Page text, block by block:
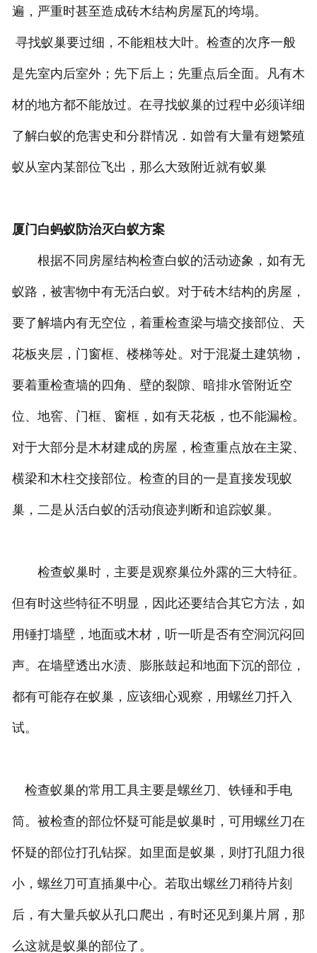
遍，严重时甚至造成砖木结构房屋瓦的垮塌。
寻找蚁巢要过细，不能粗枝大叶。检查的次序一般
是先室内后室外；先下后上；先重点后全面。凡有木
材的地方都不能放过。在寻找蚁巢的过程中必须详细
了解白蚁的危害史和分群情况．如曾有大量有翅繁殖
蚁从室内某部位飞出，那么大致附近就有蚁巢
厦门白蚂蚁防治灭白蚁方案
根据不同房屋结构检查白蚁的活动迹象，如有无
蚁路，被害物中有无活白蚁。对于砖木结构的房屋，
要了解墙内有无空位，着重检查梁与墙交接部位、天
花板夹层，门窗框、楼梯等处。对于混凝土建筑物，
要着重检查墙的四角、壁的裂隙、暗排水管附近空
位、地窖、门框、窗框，如有天花板，也不能漏检。
对于大部分是木材建成的房屋，检查重点放在主粱、
横梁和木柱交接部位。检查的目的一是直接发现蚁
巢，二是从活白蚁的活动痕迹判断和追踪蚁巢。
检查蚁巢时，主要是观察巢位外露的三大特征。
但有时这些特征不明显，因此还要结合其它方法，如
用锤打墙壁，地面或木材，听一听是否有空洞沉闷回
声。在墙壁透出水渍、膨胀鼓起和地面下沉的部位，
都有可能存在蚁巢，应该细心观察，用螺丝刀扦入
试。
检查蚁巢的常用工具主要是螺丝刀、铁锤和手电
筒。被检查的部位怀疑可能是蚁巢时，可用螺丝刀在
怀疑的部位打孔钻探。如里面是蚁巢，则打孔阻力很
小，螺丝刀可直插巢中心。若取出螺丝刀稍待片刻
后，有大量兵蚁从孔口爬出，有时还见到巢片屑，那
么这就是蚁巢的部位了。